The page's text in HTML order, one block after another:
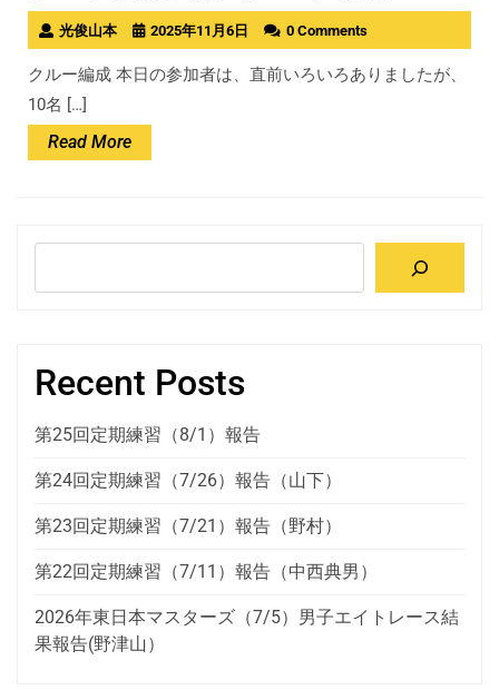
光俊山本 2025年11月6日 0 Comments
クルー編成 本日の参加者は、直前いろいろありましたが、
10名 […]
Read MoreRead
More
Recent Posts
第25回定期練習（8/1）報告
第24回定期練習（7/26）報告（山下）
第23回定期練習（7/21）報告（野村）
第22回定期練習（7/11）報告（中西典男）
2026年東日本マスターズ（7/5）男子エイトレース結
果報告(野津山）